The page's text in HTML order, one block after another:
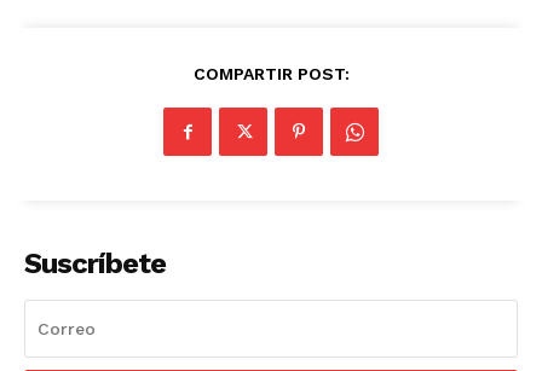
COMPARTIR POST:
Suscríbete